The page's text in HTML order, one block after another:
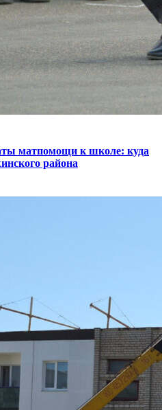
матпомощи к школе: куда
района